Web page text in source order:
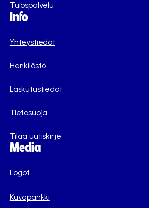
Tulospalvelu
Info
Yhteystiedot
Henkilöstö
Laskutustiedot
Tietosuoja
Tilaa uutiskirje
Media
Logot
Kuvapankki